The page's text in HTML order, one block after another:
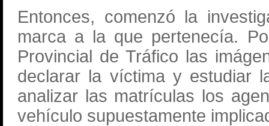
Entonces, comenzó la
marca a la que pertenecía.
Provincial de Tráfico las
declarar la víctima y estudiar
analizar las matrículas los
vehículo supuestamente